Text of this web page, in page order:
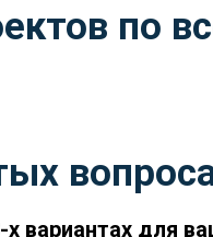
по
вариантах для